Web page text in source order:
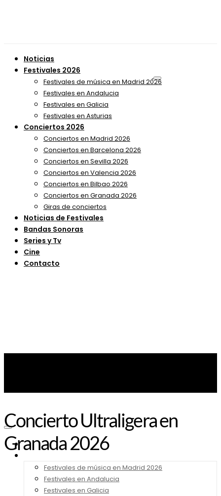
Noticias
Festivales 2026
Festivales de música en Madrid 2026
Festivales en Andalucia
Festivales en Galicia
Festivales en Asturias
Conciertos 2026
Conciertos en Madrid 2026
Conciertos en Barcelona 2026
Conciertos en Sevilla 2026
Conciertos en Valencia 2026
Conciertos en Bilbao 2026
Conciertos en Granada 2026
Giras de conciertos
Noticias de Festivales
Bandas Sonoras
Series y Tv
Cine
Contacto
Noticias
Festivales de música en Madrid 2026
Festivales en Andalucia
Festivales en Galicia
Concierto Ultraligera en
Granada 2026